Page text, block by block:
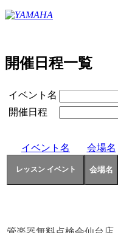
開催日程一覧
イベント名
開催日程
イベント名 会場名